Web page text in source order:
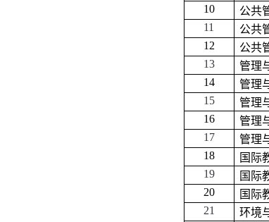
10
公共
11
公共
12
公共
13
管理
14
管理
15
管理
16
管理
17
管理
18
国际
19
国际
20
国际
21
环境